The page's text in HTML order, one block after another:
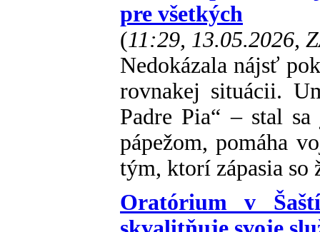
pre všetkých
(11:29, 13.05.2026,
Nedokázala nájsť
rovnakej situácii.
Padre Pia“ – stal
pápežom, pomáha
tým, ktorí zápasia so
Oratórium v